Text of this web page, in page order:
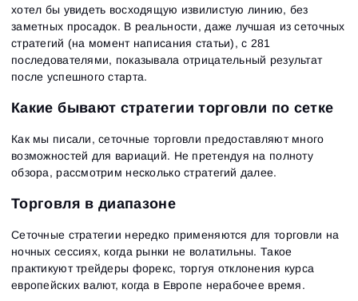
хотел бы увидеть восходящую извилистую линию, без
заметных просадок. В реальности, даже лучшая из сеточных
стратегий (на момент написания статьи), с 281
последователями, показывала отрицательный результат
после успешного старта.
Какие бывают стратегии торговли по сетке
Как мы писали, сеточные торговли предоставляют много
возможностей для вариаций. Не претендуя на полноту
обзора, рассмотрим несколько стратегий далее.
Торговля в диапазоне
Сеточные стратегии нередко применяются для торговли на
ночных сессиях, когда рынки не волатильны. Такое
практикуют трейдеры форекс, торгуя отклонения курса
европейских валют, когда в Европе нерабочее время.